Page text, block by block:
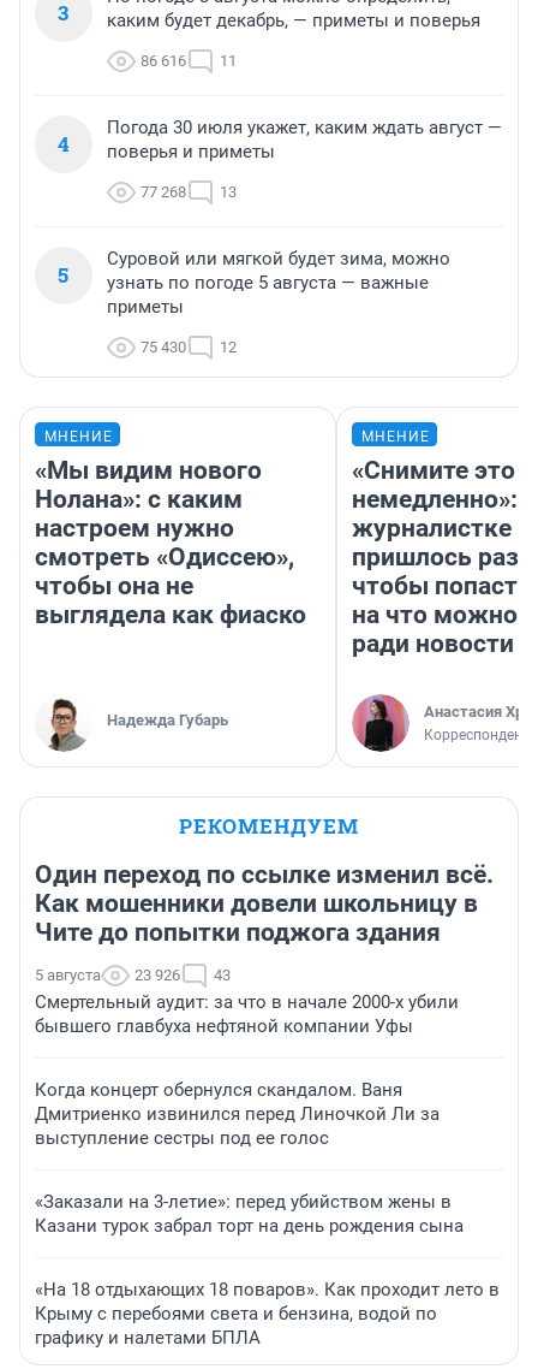
3
каким будет декабрь, — приметы и поверья
86 616 11
4
Погода 30 июля укажет, каким ждать август —
поверья и приметы
77 268 13
5
Суровой или мягкой будет зима, можно
узнать по погоде 5 августа — важные
приметы
75 430 12
МНЕНИЕ
«Мы видим нового
Нолана»: с каким
настроем нужно
смотреть «Одиссею»,
чтобы она не
выглядела как фиаско
Надежда Губарь
МНЕНИЕ
«Снимите это
немедленно»:
журналистке
пришлось
чтобы попасть
на что можно
ради новости
Анастасия
Корреспондент
РЕКОМЕНДУЕМ
Один переход по ссылке изменил всё.
Как мошенники довели школьницу в
Чите до попытки поджога здания
5 августа 23 926 43
Смертельный аудит: за что в начале 2000-х убили
бывшего главбуха нефтяной компании Уфы
Когда концерт обернулся скандалом. Ваня
Дмитриенко извинился перед Линочкой Ли за
выступление сестры под ее голос
«Заказали на 3-летие»: перед убийством жены в
Казани турок забрал торт на день рождения сына
«На 18 отдыхающих 18 поваров». Как проходит лето в
Крыму с перебоями света и бензина, водой по
графику и налетами БПЛА